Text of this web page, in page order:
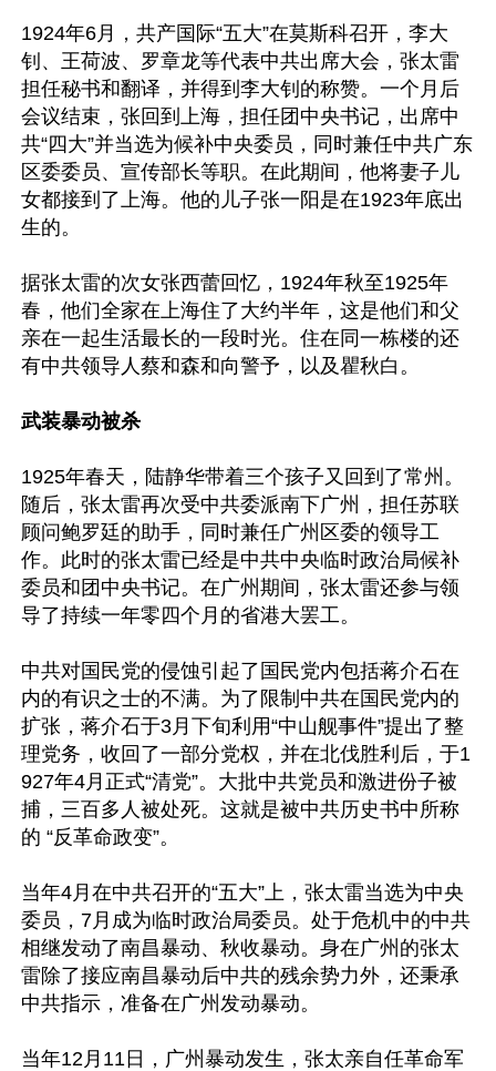
1924年6月，共产国际“五大”在莫斯科召开，李大
钊、王荷波、罗章龙等代表中共出席大会，张太雷
担任秘书和翻译，并得到李大钊的称赞。一个月后
会议结束，张回到上海，担任团中央书记，出席中
共“四大”并当选为候补中央委员，同时兼任中共广东
区委委员、宣传部长等职。在此期间，他将妻子儿
女都接到了上海。他的儿子张一阳是在1923年底出
生的。
据张太雷的次女张西蕾回忆，1924年秋至1925年
春，他们全家在上海住了大约半年，这是他们和父
亲在一起生活最长的一段时光。住在同一栋楼的还
有中共领导人蔡和森和向警予，以及瞿秋白。
武装暴动被杀
1925年春天，陆静华带着三个孩子又回到了常州。
随后，张太雷再次受中共委派南下广州，担任苏联
顾问鲍罗廷的助手，同时兼任广州区委的领导工
作。此时的张太雷已经是中共中央临时政治局候补
委员和团中央书记。在广州期间，张太雷还参与领
导了持续一年零四个月的省港大罢工。
中共对国民党的侵蚀引起了国民党内包括蒋介石在
内的有识之士的不满。为了限制中共在国民党内的
扩张，蒋介石于3月下旬利用“中山舰事件”提出了整
理党务，收回了一部分党权，并在北伐胜利后，于1
927年4月正式“清党”。大批中共党员和激进份子被
捕，三百多人被处死。这就是被中共历史书中所称
的 “反革命政变”。
当年4月在中共召开的“五大”上，张太雷当选为中央
委员，7月成为临时政治局委员。处于危机中的中共
相继发动了南昌暴动、秋收暴动。身在广州的张太
雷除了接应南昌暴动后中共的残余势力外，还秉承
中共指示，准备在广州发动暴动。
当年12月11日，广州暴动发生，张太亲自任革命军